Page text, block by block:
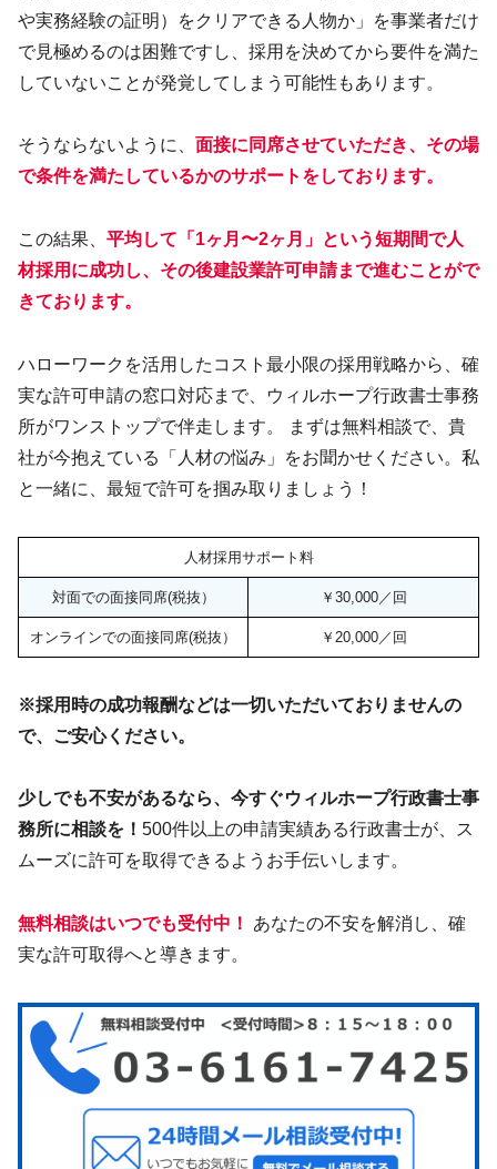
や実務経験の証明）をクリアできる人物か」を事業者だけ
で見極めるのは困難ですし、採用を決めてから要件を満た
していないことが発覚してしまう可能性もあります。
そうならないように、 面接に同席させていただき、その場
で条件を満たしているかのサポート をしております。
この結果、 平均して「1ヶ月〜2ヶ月」という短期間で人
材採用に成功し、その後建設業許可申請まで進むことがで
きております。
ハローワークを活用したコスト最小限の採用戦略から、確
実な許可申請の窓口対応まで、ウィルホープ行政書士事務
所がワンストップで伴走します。 まずは無料相談で、貴
社が今抱えている「人材の悩み」をお聞かせください。私
と一緒に、最短で許可を掴み取りましょう！
人材採用サポート料
対面での面接同席(税抜） ￥30,000／回
オンラインでの面接同席(税抜） ￥20,000／回
※採用時の成功報酬などは一切いただいておりませんの
で、ご安心ください。
少しでも不安があるなら、今すぐウィルホープ行政書士事
務所に相談を！ 500件以上の申請実績ある行政書士が、ス
ムーズに許可を取得できるようお手伝いします。
無料相談はいつでも受付中！
あなたの不安を解消し、確
実な許可取得へと導きます。